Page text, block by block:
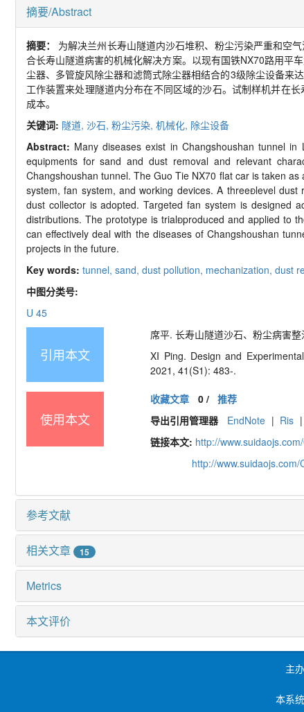
摘要/Abstract
摘要： 为解决兰州长寿山隧道内沙石堆积、粉尘污染严重和空
合长寿山隧道病害的机械化解决方案。以现有国铁NX70路用平
尘器、多管旋风除尘器和滤筒式除尘器相结合的3级除尘设备来
工作装置来处理隧道内分布在不同区域的沙石。试制样机并在
成本。
关键词: 隧道, 沙石, 粉尘污染, 机械化, 除尘设备
Abstract: Many diseases exist in Changshoushan tunnel
equipments for sand and dust removal and relevant
Changshoushan tunnel. The Guo Tie NX70 flat car is taken
system, fan system, and working devices. A threelevel dust
dust collector is adopted. Targeted fan system is designed
distributions. The prototype is trialproduced and applied to
can effectively deal with the diseases of Changshoushan
projects in the future.
Key words: tunnel, sand, dust pollution, mechanization, dust
中图分类号:
U 45
引用本文
席平. 长寿山隧道沙石、粉尘病害
XI Ping. Design and
2021, 41(S1): 483-.
使用本文
收藏文章 0/ 推荐
导出引用管理器
EndNote | Ris |
链接本文: http://
http://
参考文献
相关文章 15
Metrics
本文评价
主
本系